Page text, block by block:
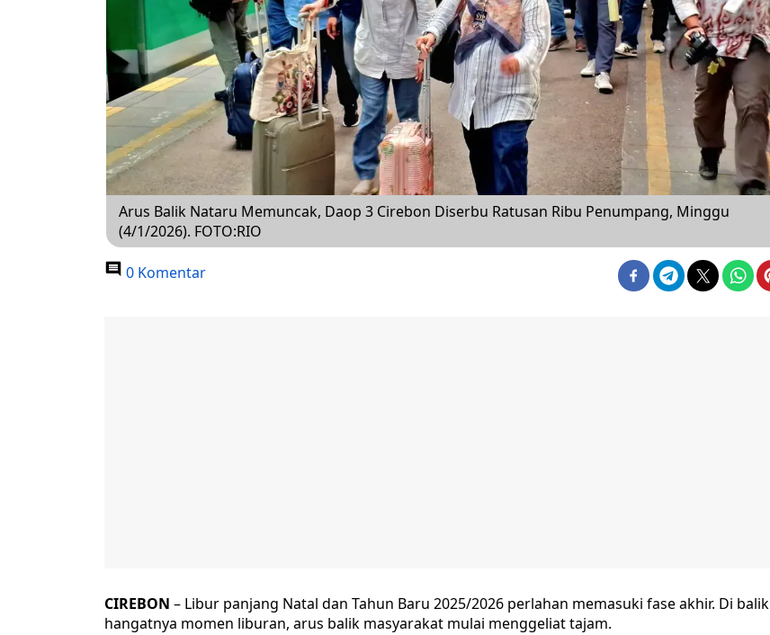
Arus Balik Nataru Memuncak, Daop 3 Cirebon Diserbu Ratusan Ribu Penumpang, Minggu
(4/1/2026). FOTO:RIO
0 Komentar
CIREBON – Libur panjang Natal dan Tahun Baru 2025/2026 perlahan memasuki fase akhir. Di balik
hangatnya momen liburan, arus balik masyarakat mulai menggeliat tajam.